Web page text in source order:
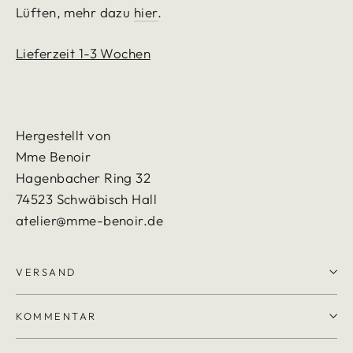
Lüften, mehr dazu hier.
Lieferzeit 1-3 Wochen
Hergestellt von
Mme Benoir
Hagenbacher Ring 32
74523 Schwäbisch Hall
atelier@mme-benoir.de
VERSAND
KOMMENTAR